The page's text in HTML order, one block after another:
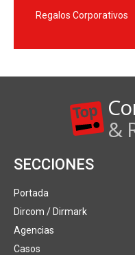
Regalos Corporativos
&
SECCIONES
Portada
Dircom / Dirmark
Agencias
Casos